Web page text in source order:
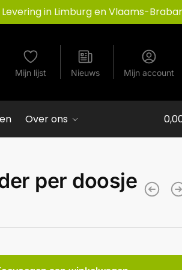
Levering in Limburg en Vlaams-
Mijn lijst Nieuws Mijn account
Over ons
per doosje